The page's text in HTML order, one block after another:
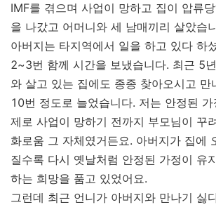
IMF를 겪으며 사업이 망하고 집이 압류
을 나갔고 어머니와 세 남매끼리 살았습
아버지는 타지역에서 일을 하고 있다 하
2~3번 함께 시간을 보냈습니다. 최근 5
와 살고 있는 집에도 종종 찾아오시고 만
10번 정도로 늘었습니다. 저는 안정된
제로 사업이 망하기 전까지 부모님이 꾸
화로움 그 자체였거든요. 아버지가 집에
질수록 다시 옛날처럼 안정된 가정이 유
하는 희망을 품고 있었어요.
그런데 최근 언니가 아버지와 만나기 싫